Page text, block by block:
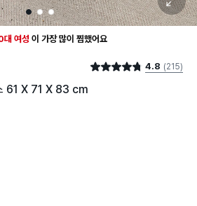
1 2 3
확대 보기
2,598명이장바구니에 담았어요
장바구니에 담았어요
별점 4.8점 4.8 (215)
61 X 71 X 83 cm